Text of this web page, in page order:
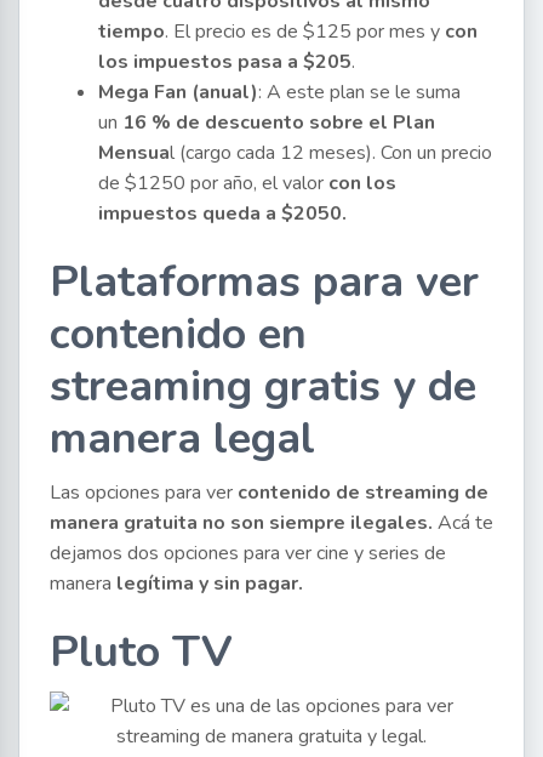
tiempo. El precio es de $125 por mes y con
los impuestos pasa a $205.
Mega Fan (anual): A este plan se le suma
un 16 % de descuento sobre el Plan
Mensual (cargo cada 12 meses). Con un precio
de $1250 por año, el valor con los
impuestos queda a $2050.
Plataformas para ver
contenido en
streaming gratis y de
manera legal
Las opciones para ver contenido de streaming de
manera gratuita no son siempre ilegales. Acá te
dejamos dos opciones para ver cine y series de
manera legítima y sin pagar.
Pluto TV